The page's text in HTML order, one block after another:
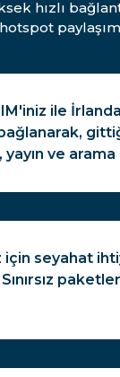
hızlı
hotspot
ile
ve arama
seyahat